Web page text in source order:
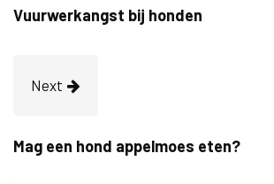
Vuurwerkangst bij honden
Next
Mag een hond appelmoes eten?